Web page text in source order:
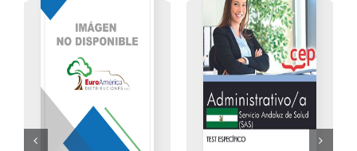
información
documentación
clínica
44/2003,